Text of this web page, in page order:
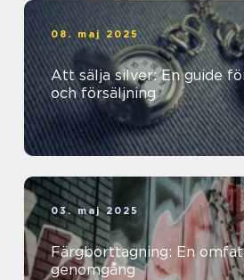
08. maj 2025
Att sälja silver: En guide
och försäljning
03. maj 2025
Färgborttagning: En
genomgång